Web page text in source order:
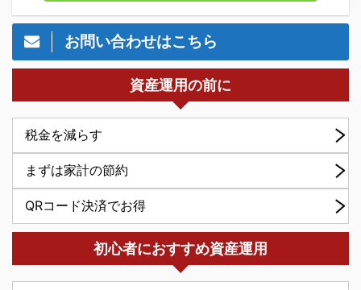
お問い合わせはこちら
資産運用の前に
税金を減らす
まずは家計の節約
QRコード決済でお得
初心者におすすめ資産運用